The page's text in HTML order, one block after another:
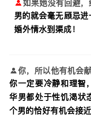
如果她没有回避，
男的就会毫无顾忌进
婚外情水到渠成！
你，所以他有机会
你一定要冷静和理智
华男都处于性饥渴状
个男的恰好有机会接近